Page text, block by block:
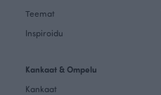
Teemat
Inspiroidu
Kankaat & Ompelu
Kankaat